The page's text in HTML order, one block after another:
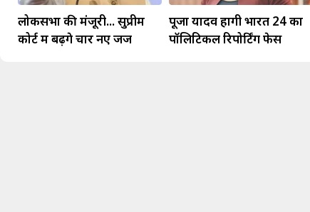
लोकसभा की मंजूरी... सुप्रीम
कोर्ट में बढ़ेंगे चार नए जज
पूजा यादव होंगी भारत 24 का
पॉलिटिकल रिपोर्टिंग फेस